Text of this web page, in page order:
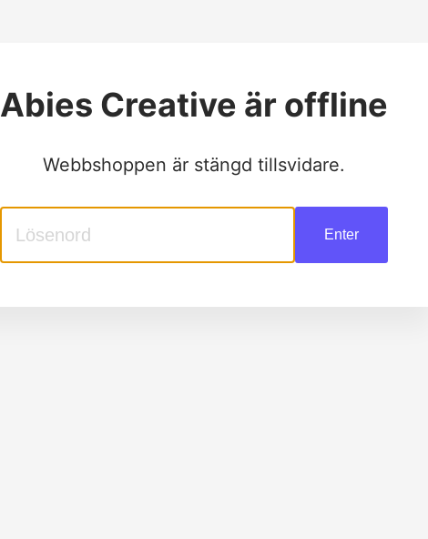
Abies Creative är offline
Webbshoppen är stängd tillsvidare.
Enter